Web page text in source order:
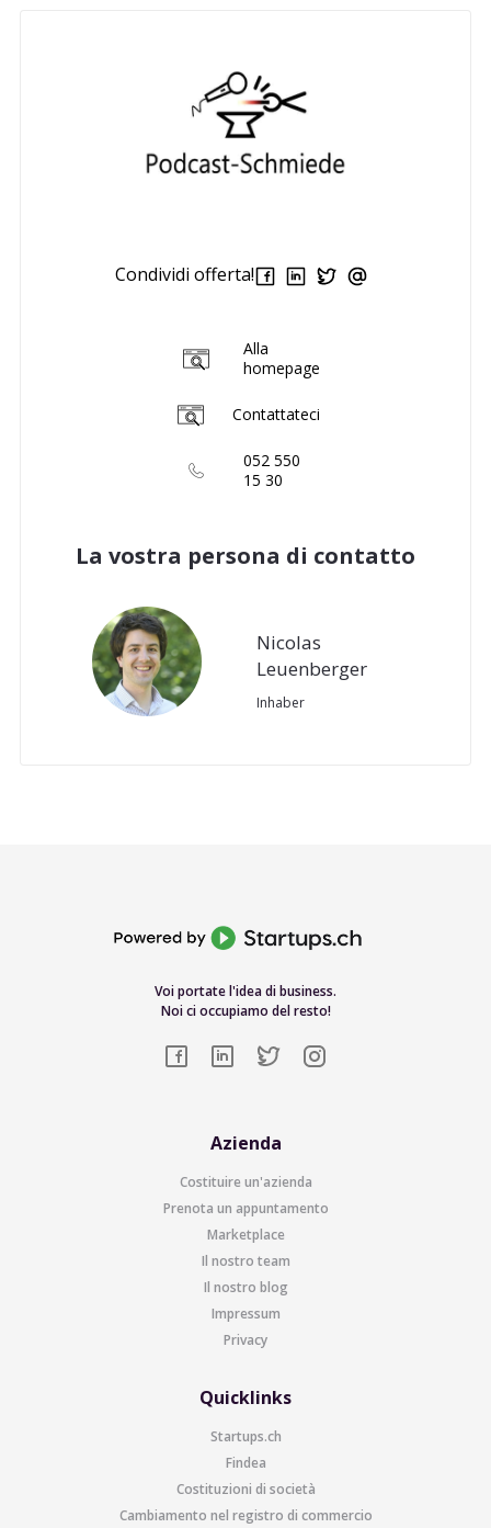
Condividi offerta!
Alla
homepage
Contattateci
052 550
15 30
La vostra persona di contatto
Nicolas
Leuenberger
Inhaber
Voi portate l'idea di business.
Noi ci occupiamo del resto!
Azienda
Costituire un'azienda
Prenota un appuntamento
Marketplace
Il nostro team
Il nostro blog
Impressum
Privacy
Quicklinks
Startups.ch
Findea
Costituzioni di società
Cambiamento nel registro di commercio